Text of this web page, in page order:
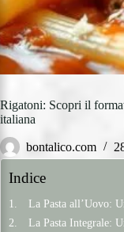
Rigatoni: Scopri il
italiana
bontalico.com
Indice
La Pasta all’Uovo:
La Pasta Integrale: